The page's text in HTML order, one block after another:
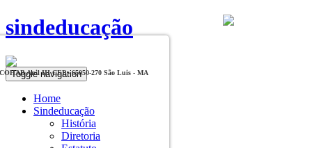
sindeducação
Toggle navigation
Home
Sindeducação
História
Diretoria
COHAB Anil III CEP - 65050-270 São Luis - MA